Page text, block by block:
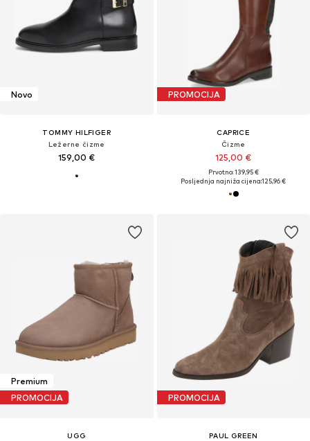
Novo
TOMMY HILFIGER
Ležerne čizme
159,00 €
PROMOCIJA
CAPRICE
Čizme
125,00 €
Prvotno: 139,95 €
Posljednja najniža cijena:125,96 €
Premium
PROMOCIJA
UGG
PROMOCIJA
PAUL GREEN